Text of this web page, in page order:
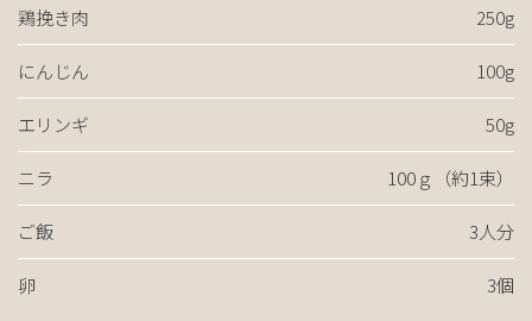
鶏挽き肉 250g
にんじん 100g
エリンギ 50g
ニラ 100ｇ（約1束）
ご飯 3人分
卵 3個